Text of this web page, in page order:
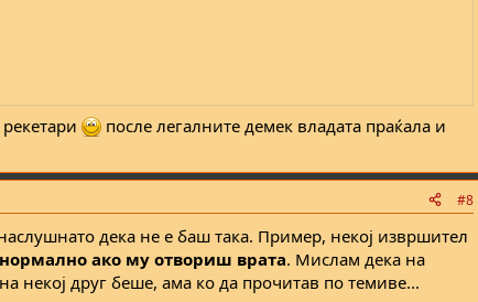
после легалните демек владата праќала и
#8
дека не е баш така. Пример, некој извршител
нормално ако му отвориш врата. Мислам дека на
некој друг беше, ама ко да прочитав по темиве...